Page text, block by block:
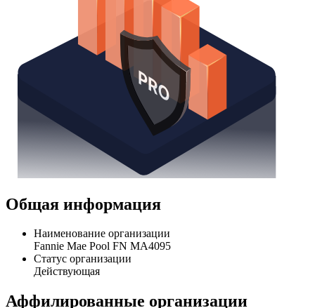
Общая информация
Наименование организации
Fannie Mae Pool FN MA4095
Статус организации
Действующая
Аффилированные организации